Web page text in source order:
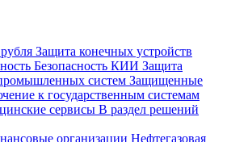
Защита конечных устройств
Безопасность КИИ Защита
систем Защищенные
к государственным системам
сервисы В раздел решений
организации Нефтегазовая